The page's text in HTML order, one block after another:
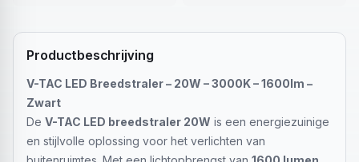
Productbeschrijving
V-TAC LED Breedstraler – 20W – 3000K – 1600lm –
Zwart
De V-TAC LED breedstraler 20W is een energiezuinige
en stijlvolle oplossing voor het verlichten van